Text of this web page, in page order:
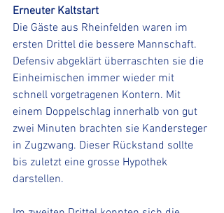
Erneuter Kaltstart
Die Gäste aus Rheinfelden waren im
ersten Drittel die bessere Mannschaft.
Defensiv abgeklärt überraschten sie die
Einheimischen immer wieder mit
schnell vorgetragenen Kontern. Mit
einem Doppelschlag innerhalb von gut
zwei Minuten brachten sie Kandersteger
in Zugzwang. Dieser Rückstand sollte
bis zuletzt eine grosse Hypothek
darstellen.